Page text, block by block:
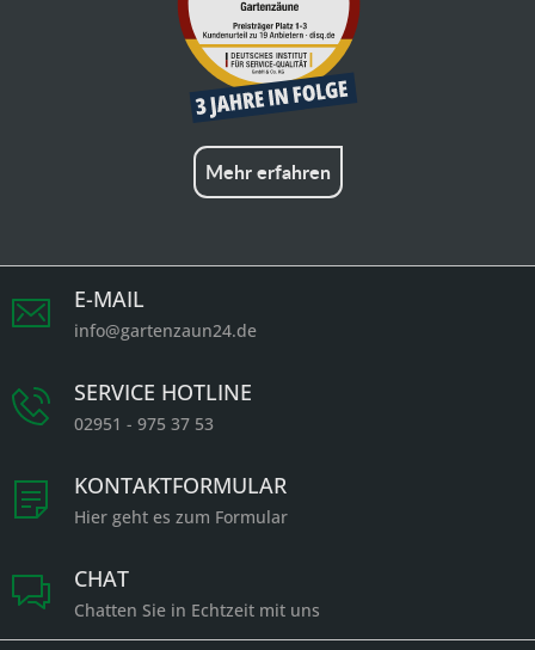
Mehr erfahren
E-MAIL
info@gartenzaun24.de
SERVICE HOTLINE
02951 - 975 37 53
KONTAKTFORMULAR
Hier geht es zum Formular
CHAT
Chatten Sie in Echtzeit mit uns